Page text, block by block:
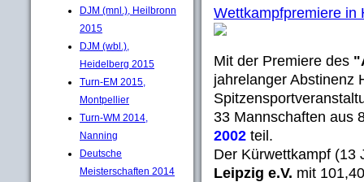
DJM (mnl.), Heilbronn
2015
DJM (wbl.),
Heidelberg 2015
Turn-EM 2015,
Montpellier
Turn-WM 2014,
Nanning
Deutsche
Meisterschaften 2014
Wettkampfpremiere in
Mit der Premiere des
jahrelanger Abstinenz
33 Mannschaften aus
2002 teil.
Der Kürwettkampf
Leipzig e.V. mit